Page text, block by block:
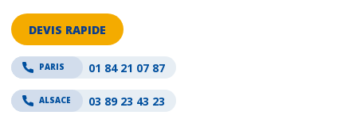
DEVIS RAPIDE
PARIS 01 84 21 07 87
ALSACE 03 89 23 43 23